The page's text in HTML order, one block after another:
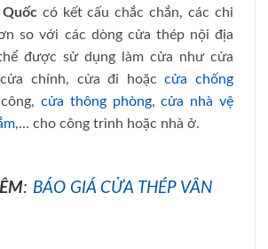
có kết cấu chắc chắn, các chi
so với các dòng cửa thép nội địa
được sử dụng làm cửa như cửa
cửa chính, cửa đi hoặccửa chống
cửa thông phòng,cửa nhà vệ
,… cho công trình hoặc nhà ở.
: BÁO GIÁ CỬA THÉP VÂN